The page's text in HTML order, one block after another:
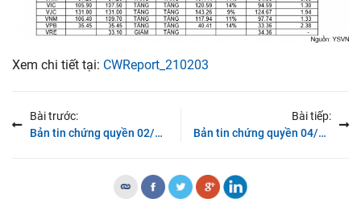
Xem chi tiết tại: CWReport_210203
Bài trước:
Bản tin chứng quyền 02/02/2021: Dòng tiền quay trở lại
Bài tiếp:
Bản tin chứng quyền 04/02/2021: Thị trường phân hóa